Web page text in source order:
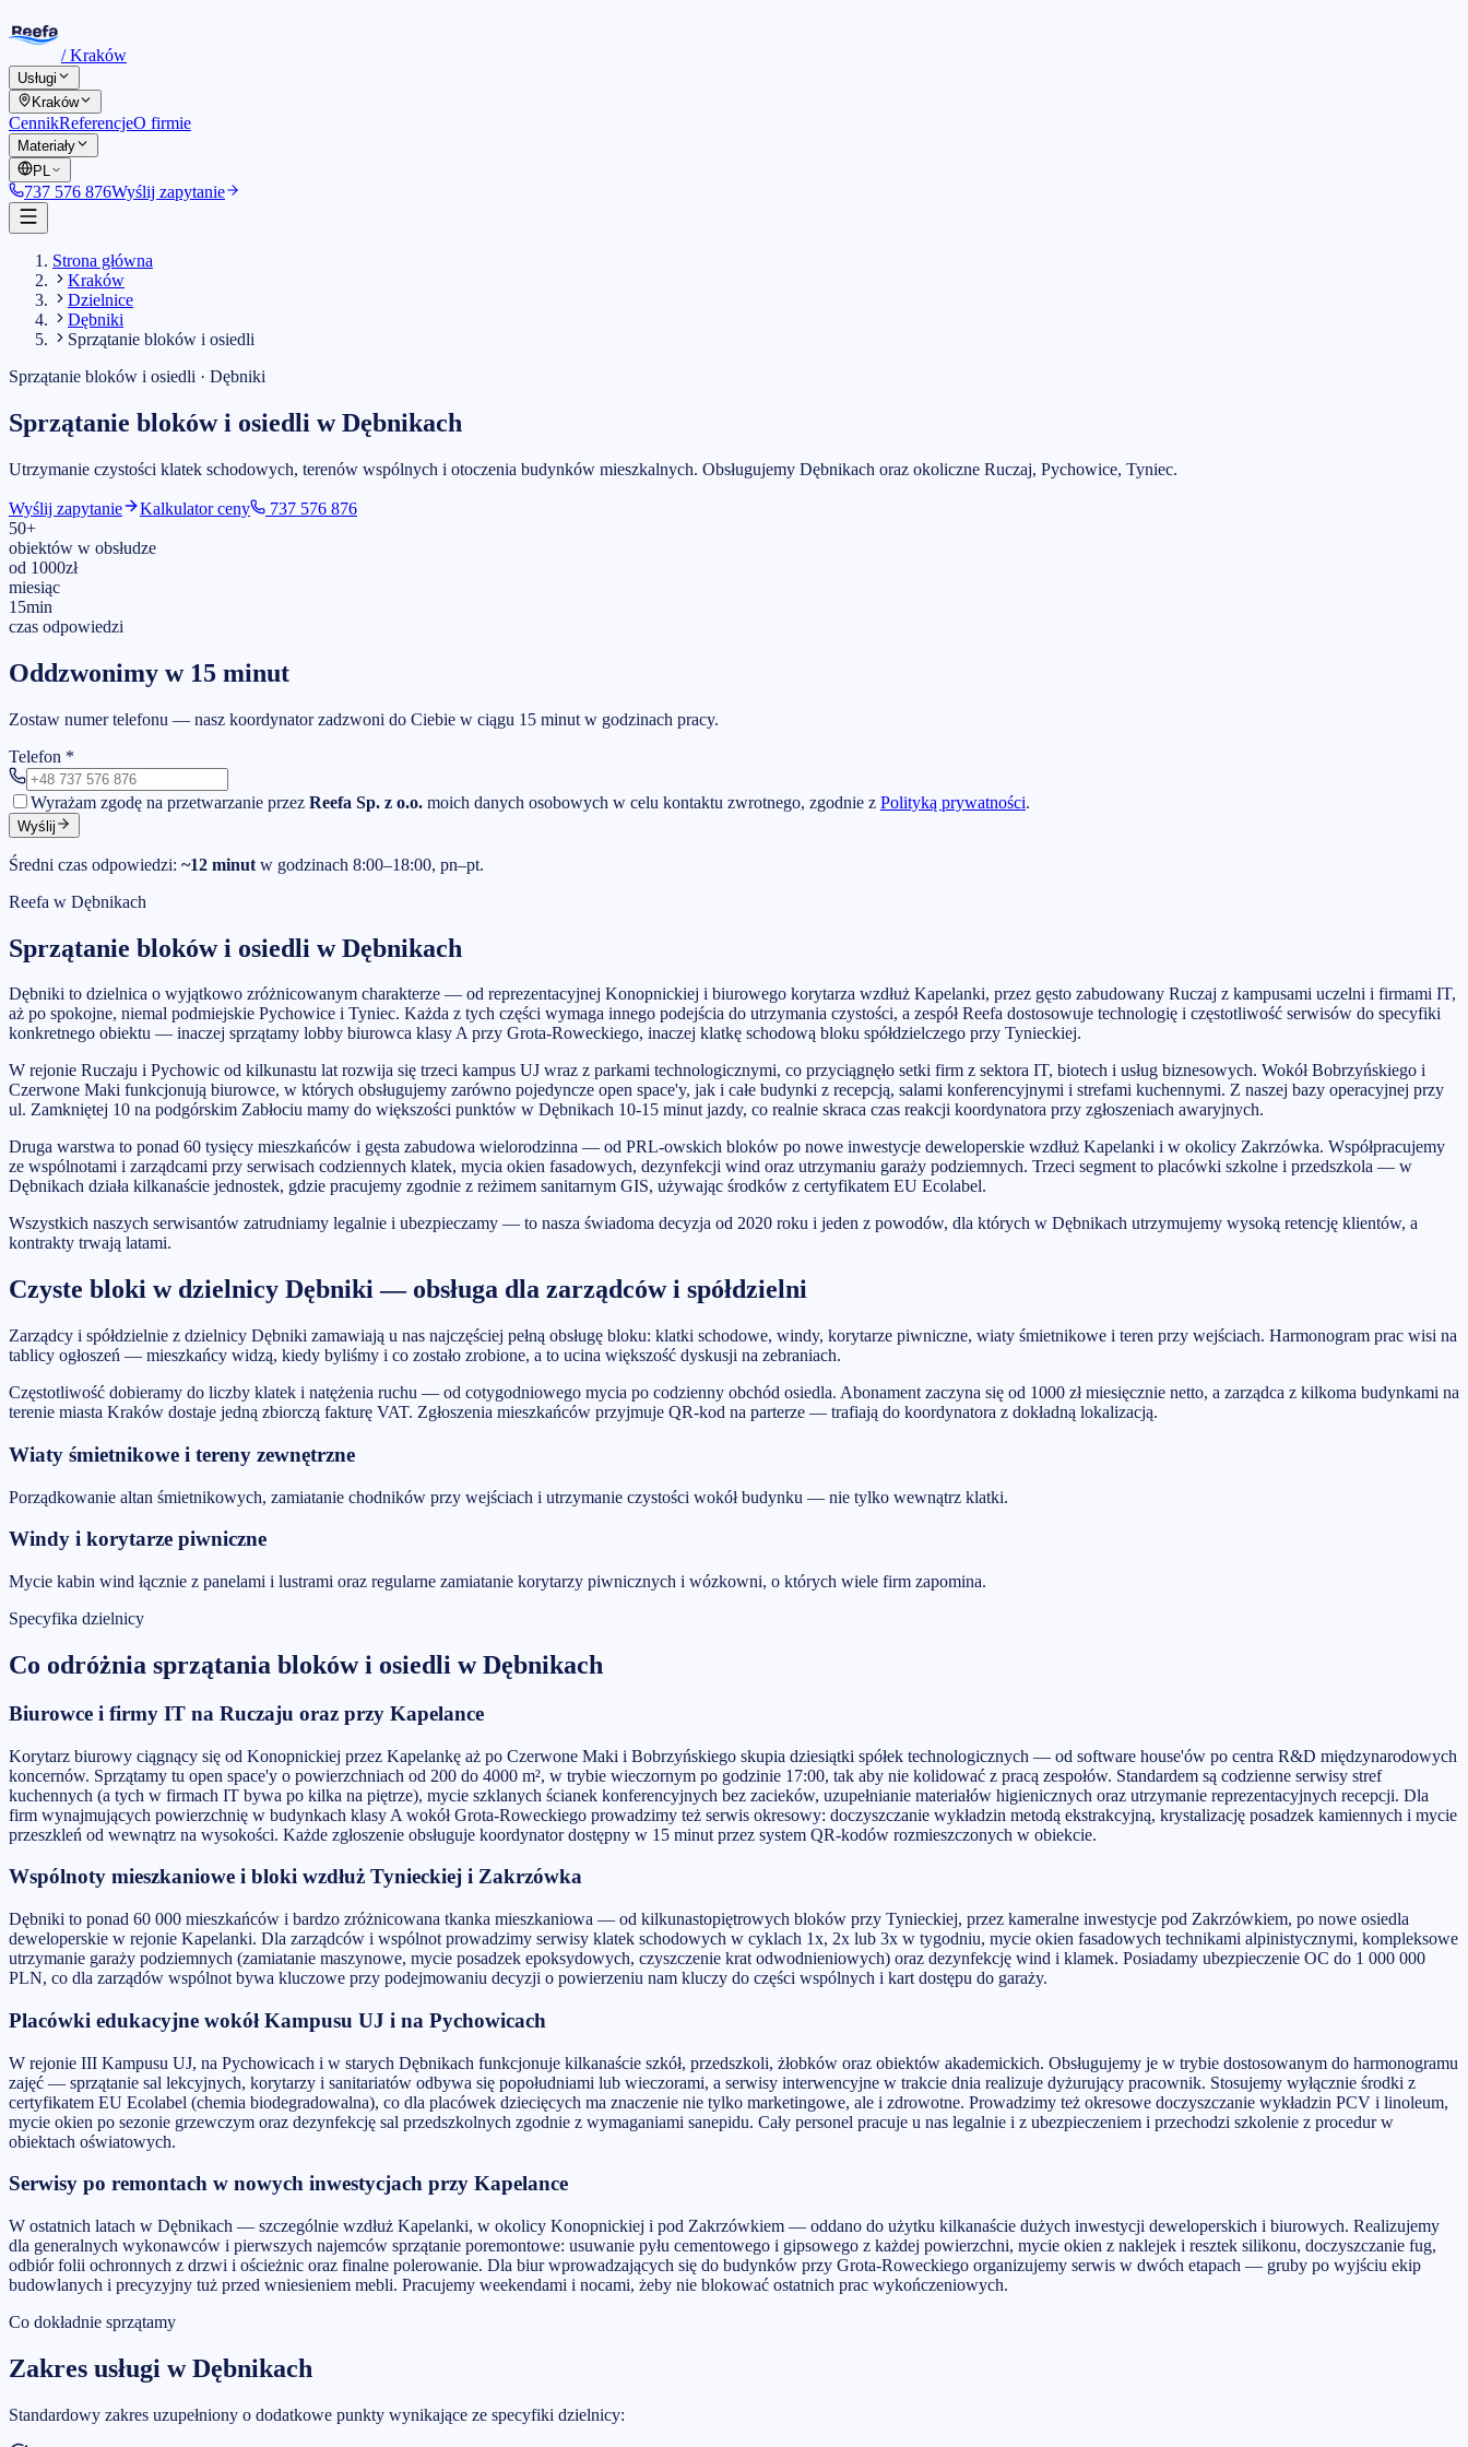
/Kraków
Usługi
Kraków
CennikReferencjeO firmie
Materiały
PL
737 576 876Wyślij zapytanie
Strona główna
Kraków
Dzielnice
Dębniki
Sprzątanie bloków i osiedli
Sprzątanie bloków i osiedli · Dębniki
Sprzątanie bloków i osiedli wDębnikach
Utrzymanie czystości klatek schodowych, terenów wspólnych i otoczenia budynków mieszkalnych. Obsługujemy Dębnikach oraz okoliczne Ruczaj, Pychowice, Tyniec.
Wyślij zapytanie Kalkulator ceny
737 576 876
50+
obiektów w obsłudze
od 1000zł
miesiąc
15min
czas odpowiedzi
Oddzwonimy w 15 minut
Zostaw numer telefonu — nasz koordynator zadzwoni do Ciebie w ciągu 15 minut w godzinach pracy.
Telefon *
Wyrażam zgodę na przetwarzanie przez Reefa Sp. z o.o. moich danych osobowych w celu kontaktu zwrotnego, zgodnie z Polityką prywatności.
Wyślij
Średni czas odpowiedzi: ~12 minut w godzinach 8:00–18:00, pn–pt.
Reefa w Dębnikach
Sprzątanie bloków i osiedli wDębnikach
Dębniki to dzielnica o wyjątkowo zróżnicowanym charakterze — od reprezentacyjnej Konopnickiej i biurowego korytarza wzdłuż Kapelanki, przez gęsto zabudowany Ruczaj z kampusami uczelni i firmami IT,
aż po spokojne, niemal podmiejskie Pychowice i Tyniec. Każda z tych części wymaga innego podejścia do utrzymania czystości, a zespół Reefa dostosowuje technologię i częstotliwość serwisów do specyfiki
konkretnego obiektu — inaczej sprzątamy lobby biurowca klasy A przy Grota-Roweckiego, inaczej klatkę schodową bloku spółdzielczego przy Tynieckiej.
W rejonie Ruczaju i Pychowic od kilkunastu lat rozwija się trzeci kampus UJ wraz z parkami technologicznymi, co przyciągnęło setki firm z sektora IT, biotech i usług biznesowych. Wokół Bobrzyńskiego i
Czerwone Maki funkcjonują biurowce, w których obsługujemy zarówno pojedyncze open space'y, jak i całe budynki z recepcją, salami konferencyjnymi i strefami kuchennymi. Z naszej bazy operacyjnej przy
ul. Zamkniętej 10 na podgórskim Zabłociu mamy do większości punktów w Dębnikach 10-15 minut jazdy, co realnie skraca czas reakcji koordynatora przy zgłoszeniach awaryjnych.
Druga warstwa to ponad 60 tysięcy mieszkańców i gęsta zabudowa wielorodzinna — od PRL-owskich bloków po nowe inwestycje deweloperskie wzdłuż Kapelanki i w okolicy Zakrzówka. Współpracujemy
ze wspólnotami i zarządcami przy serwisach codziennych klatek, mycia okien fasadowych, dezynfekcji wind oraz utrzymaniu garaży podziemnych. Trzeci segment to placówki szkolne i przedszkola — w
Dębnikach działa kilkanaście jednostek, gdzie pracujemy zgodnie z reżimem sanitarnym GIS, używając środków z certyfikatem EU Ecolabel.
Wszystkich naszych serwisantów zatrudniamy legalnie i ubezpieczamy — to nasza świadoma decyzja od 2020 roku i jeden z powodów, dla których w Dębnikach utrzymujemy wysoką retencję klientów, a
kontrakty trwają latami.
Czyste bloki w dzielnicy Dębniki — obsługa dla zarządców i spółdzielni
Zarządcy i spółdzielnie z dzielnicy Dębniki zamawiają u nas najczęściej pełną obsługę bloku: klatki schodowe, windy, korytarze piwniczne, wiaty śmietnikowe i teren przy wejściach. Harmonogram prac wisi na
tablicy ogłoszeń — mieszkańcy widzą, kiedy byliśmy i co zostało zrobione, a to ucina większość dyskusji na zebraniach.
Częstotliwość dobieramy do liczby klatek i natężenia ruchu — od cotygodniowego mycia po codzienny obchód osiedla. Abonament zaczyna się od 1000 zł miesięcznie netto, a zarządca z kilkoma budynkami na
terenie miasta Kraków dostaje jedną zbiorczą fakturę VAT. Zgłoszenia mieszkańców przyjmuje QR-kod na parterze — trafiają do koordynatora z dokładną lokalizacją.
Wiaty śmietnikowe i tereny zewnętrzne
Porządkowanie altan śmietnikowych, zamiatanie chodników przy wejściach i utrzymanie czystości wokół budynku — nie tylko wewnątrz klatki.
Windy i korytarze piwniczne
Mycie kabin wind łącznie z panelami i lustrami oraz regularne zamiatanie korytarzy piwnicznych i wózkowni, o których wiele firm zapomina.
Specyfika dzielnicy
Co odróżnia sprzątania bloków i osiedli wDębnikach
Biurowce i firmy IT na Ruczaju oraz przy Kapelance
Korytarz biurowy ciągnący się od Konopnickiej przez Kapelankę aż po Czerwone Maki i Bobrzyńskiego skupia dziesiątki spółek technologicznych — od software house'ów po centra R&D międzynarodowych
koncernów. Sprzątamy tu open space'y o powierzchniach od 200 do 4000 m², w trybie wieczornym po godzinie 17:00, tak aby nie kolidować z pracą zespołów. Standardem są codzienne serwisy stref
kuchennych (a tych w firmach IT bywa po kilka na piętrze), mycie szklanych ścianek konferencyjnych bez zacieków, uzupełnianie materiałów higienicznych oraz utrzymanie reprezentacyjnych recepcji. Dla
firm wynajmujących powierzchnię w budynkach klasy A wokół Grota-Roweckiego prowadzimy też serwis okresowy: doczyszczanie wykładzin metodą ekstrakcyjną, krystalizację posadzek kamiennych i mycie
przeszkleń od wewnątrz na wysokości. Każde zgłoszenie obsługuje koordynator dostępny w 15 minut przez system QR-kodów rozmieszczonych w obiekcie.
Wspólnoty mieszkaniowe i bloki wzdłuż Tynieckiej i Zakrzówka
Dębniki to ponad 60 000 mieszkańców i bardzo zróżnicowana tkanka mieszkaniowa — od kilkunastopiętrowych bloków przy Tynieckiej, przez kameralne inwestycje pod Zakrzówkiem, po nowe osiedla
deweloperskie w rejonie Kapelanki. Dla zarządców i wspólnot prowadzimy serwisy klatek schodowych w cyklach 1x, 2x lub 3x w tygodniu, mycie okien fasadowych technikami alpinistycznymi, kompleksowe
utrzymanie garaży podziemnych (zamiatanie maszynowe, mycie posadzek epoksydowych, czyszczenie krat odwodnieniowych) oraz dezynfekcję wind i klamek. Posiadamy ubezpieczenie OC do 1 000 000
PLN, co dla zarządów wspólnot bywa kluczowe przy podejmowaniu decyzji o powierzeniu nam kluczy do części wspólnych i kart dostępu do garaży.
Placówki edukacyjne wokół Kampusu UJ i na Pychowicach
W rejonie III Kampusu UJ, na Pychowicach i w starych Dębnikach funkcjonuje kilkanaście szkół, przedszkoli, żłobków oraz obiektów akademickich. Obsługujemy je w trybie dostosowanym do harmonogramu
zajęć — sprzątanie sal lekcyjnych, korytarzy i sanitariatów odbywa się popołudniami lub wieczorami, a serwisy interwencyjne w trakcie dnia realizuje dyżurujący pracownik. Stosujemy wyłącznie środki z
certyfikatem EU Ecolabel (chemia biodegradowalna), co dla placówek dziecięcych ma znaczenie nie tylko marketingowe, ale i zdrowotne. Prowadzimy też okresowe doczyszczanie wykładzin PCV i linoleum,
mycie okien po sezonie grzewczym oraz dezynfekcję sal przedszkolnych zgodnie z wymaganiami sanepidu. Cały personel pracuje u nas legalnie i z ubezpieczeniem i przechodzi szkolenie z procedur w
obiektach oświatowych.
Serwisy po remontach w nowych inwestycjach przy Kapelance
W ostatnich latach w Dębnikach — szczególnie wzdłuż Kapelanki, w okolicy Konopnickiej i pod Zakrzówkiem — oddano do użytku kilkanaście dużych inwestycji deweloperskich i biurowych. Realizujemy
dla generalnych wykonawców i pierwszych najemców sprzątanie poremontowe: usuwanie pyłu cementowego i gipsowego z każdej powierzchni, mycie okien z naklejek i resztek silikonu, doczyszczanie fug,
odbiór folii ochronnych z drzwi i ościeżnic oraz finalne polerowanie. Dla biur wprowadzających się do budynków przy Grota-Roweckiego organizujemy serwis w dwóch etapach — gruby po wyjściu ekip
budowlanych i precyzyjny tuż przed wniesieniem mebli. Pracujemy weekendami i nocami, żeby nie blokować ostatnich prac wykończeniowych.
Co dokładnie sprzątamy
Zakres usługi wDębnikach
Standardowy zakres uzupełniony o dodatkowe punkty wynikające ze specyfiki dzielnicy: